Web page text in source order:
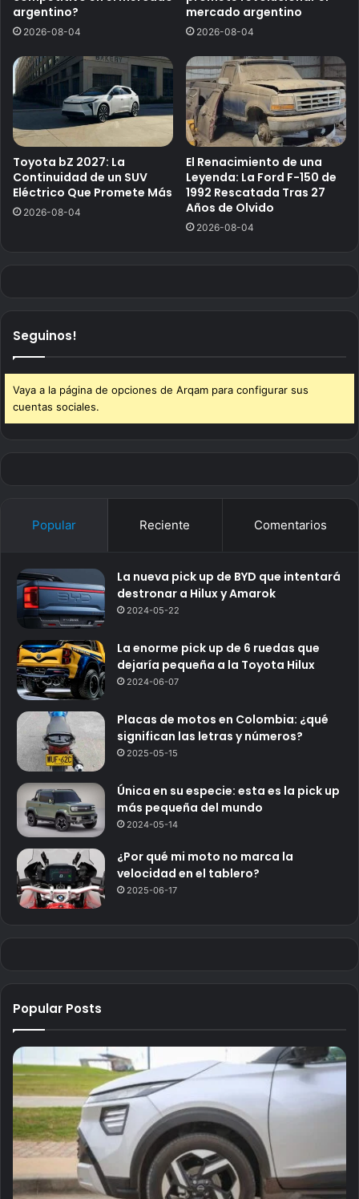
argentino?
2026-08-04
mercado argentino
2026-08-04
Toyota bZ 2027: La
Continuidad de un SUV
Eléctrico Que Promete Más
2026-08-04
El Renacimiento de una
Leyenda: La Ford F-150 de
1992 Rescatada Tras 27
Años de Olvido
2026-08-04
Seguinos!
Vaya a la página de opciones de Arqam para configurar sus
cuentas sociales.
Popular Reciente Comentarios
La nueva pick up de BYD que intentará
destronar a Hilux y Amarok
2024-05-22
La enorme pick up de 6 ruedas que
dejaría pequeña a la Toyota Hilux
2024-06-07
Placas de motos en Colombia: ¿qué
significan las letras y números?
2025-05-15
Única en su especie: esta es la pick up
más pequeña del mundo
2024-05-14
¿Por qué mi moto no marca la
velocidad en el tablero?
2025-06-17
Popular Posts